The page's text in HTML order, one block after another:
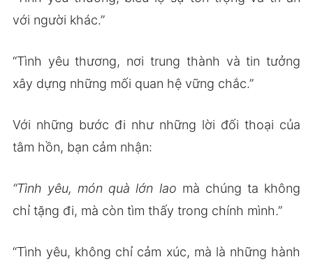
với người khác.”
“Tình yêu thương, nơi trung thành và tin tưởng
xây dựng những mối quan hệ vững chắc.”
Với những bước đi như những lời đối thoại của
tâm hồn, bạn cảm nhận:
“Tình yêu, món quà lớn lao mà chúng ta không
chỉ tặng đi, mà còn tìm thấy trong chính mình.”
“Tình yêu, không chỉ cảm xúc, mà là những hành